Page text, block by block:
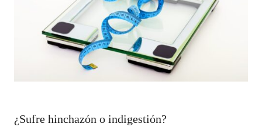
¿Sufre hinchazón o indigestión?